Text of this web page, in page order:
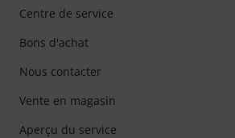
Centre de service
Bons d'achat
Nous contacter
Vente en magasin
Aperçu du service